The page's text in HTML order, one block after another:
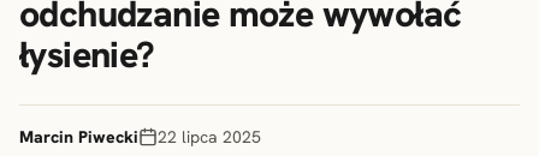
odchudzanie może wywołać
łysienie?
Marcin Piwecki 22 lipca 2025